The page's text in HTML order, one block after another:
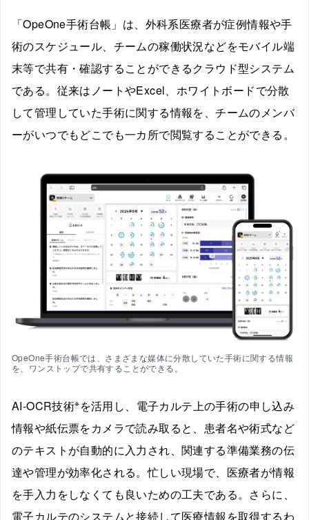
「OpeOne手術台帳」は、外科系医療者が症例情報や手
術のスケジュール、チームの稼働状況などをモバイル端
末等で共有・確認することができるクラウド型システム
である。従来はノートやExcel、ホワイトボードで分散
して管理していた手術に関する情報を、チームのメンバ
ーがいつでもどこでも一カ所で閲覧することができる。
OpeOne手術台帳では、さまざまな媒体に分散していた手術に関する情報
を、ワンストップで共有することができる。
AI-OCR技術※を活用し、電子カルテ上の手術の申し込み
情報や紙伝票をカメラで読み取ると、患者名や術式など
のテキストが自動的に入力され、関連する準備業務の伝
達や管理が効率化される。忙しい現場で、医療者が情報
を手入力をしなくても良いための工夫である。さらに、
電子カルテのシステムと接続して医療情報を取得するわ